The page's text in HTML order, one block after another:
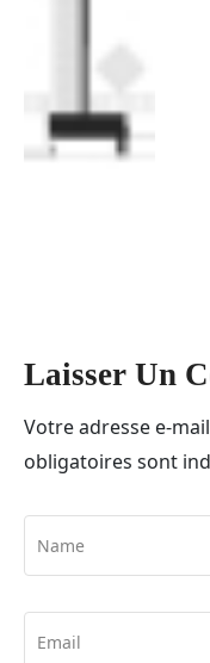
Laisser Un
Votre adresse e-
obligatoires sont